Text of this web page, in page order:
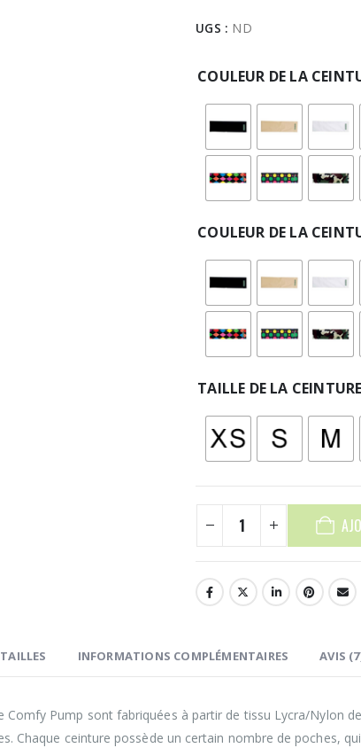
UGS : ND
COULEUR DE LA
COULEUR DE LA
TAILLE DE LA CEINTURE
INFORMATIONS COMPLÉMENTAIRES AVIS
Comfy Pump sont fabriquées à partir de tissu Lycra/Nylon
Chaque ceinture possède un certain nombre de poches,